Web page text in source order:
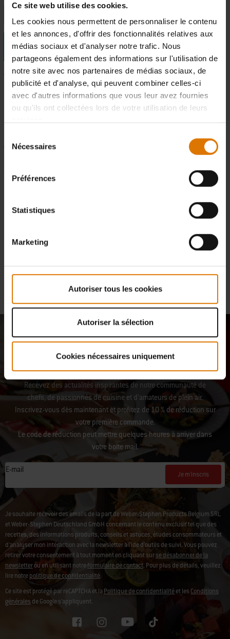
Ce site web utilise des cookies.
Les cookies nous permettent de personnaliser le contenu
et les annonces, d'offrir des fonctionnalités relatives aux
médias sociaux et d'analyser notre trafic. Nous
partageons également des informations sur l'utilisation de
notre site avec nos partenaires de médias sociaux, de
publicité et d'analyse, qui peuvent combiner celles-ci
avec d'autres informations que vous leur avez fournies
ou qu'ils ont collectées lors de votre utilisation de leurs
du Nécessaires
Préférences
Statistiques
Marketing
Autoriser tous les cookies
Autoriser la sélection
Cookies nécessaires uniquement
Enter Search Term
Trouvez lesnouvellespièces
Vue éclatée du
barbecue
Vous voulez faire briller votre barbecue Weber ? Besoin d'une
Rejoignez notre communauté : 10
% rien que pour vous
Recevez des actualités inspirantes de notre communauté de
chefs, de passionnés de cuisine et d’amateurs de plein air.
Inscrivez-vous dès maintenant et profitez de 10 % de réduction sur
votre première commande.
Le code de réduction peut mettre quelques heures à arriver dans
votre boîte mail.
E-mail
Je m'inscris
Je souhaite recevoir des emails de la part de Weber-Stephen Products Belgium SRL
et Weber-Stephen Deutschland GmbH concernant le contenu exclusif tel que des
recettes, des informations produits, conseils et astuces, études consommateurs et
d'analyser mon intéraction avec la newsletter à l'ide d'outils de suivi.Vous pouvez
retirer votre consentement à tout moment en cliquant surse désabonner de la
newsletterou en utilisant notreformulaire de contact. Pour plus de détails, veuillez
lire notrepolitique de confidentialité.
Ce site est protégé par reCAPTCHA et la Politique de confidentialitéet les Conditions
généralesde Google s’appliquent.